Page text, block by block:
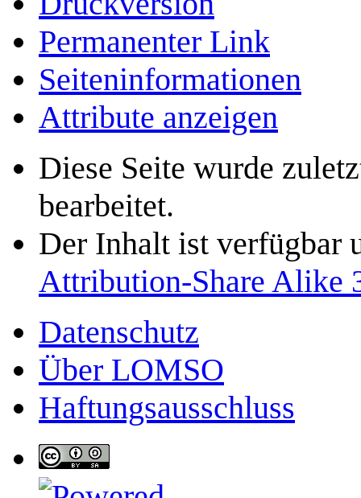
Permanenter Link
Seiten­­informationen
Attribute anzeigen
Diese Seite wurde
bearbeitet.
Der Inhalt ist verfügbar
Attribution-Share Alike
Datenschutz
Über LOMSO
Haftungsausschluss